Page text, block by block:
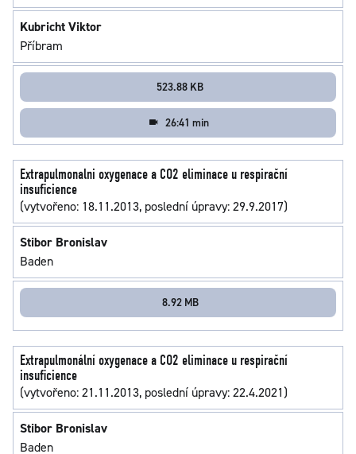
Kubricht Viktor
Příbram
523.88 KB
26:41 min
Extrapulmonalni oxygenace a CO2 eliminace u respirační
insuficience
(vytvořeno: 18.11.2013, poslední úpravy: 29.9.2017)
Stibor Bronislav
Baden
8.92 MB
Extrapulmonální oxygenace a CO2 eliminace u respirační
insuficience
(vytvořeno: 21.11.2013, poslední úpravy: 22.4.2021)
Stibor Bronislav
Baden